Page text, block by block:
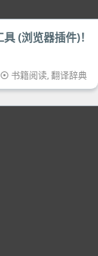
(浏览器插件)！
书籍阅读,翻译辞典